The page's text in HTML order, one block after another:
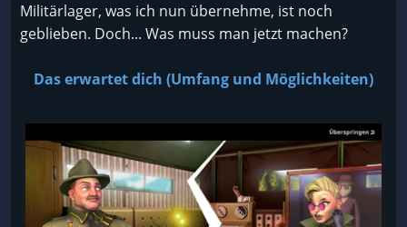
Militärlager, was ich nun übernehme, ist noch
geblieben. Doch... Was muss man jetzt machen?
Das erwartet dich (Umfang und Möglichkeiten)